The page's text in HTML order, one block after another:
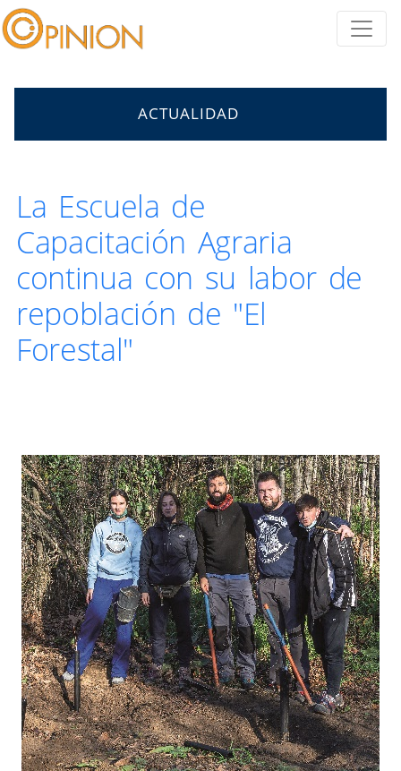
ACTUALIDAD
La Escuela de
Capacitación Agraria
continua con su labor de
repoblación de "El
Forestal"